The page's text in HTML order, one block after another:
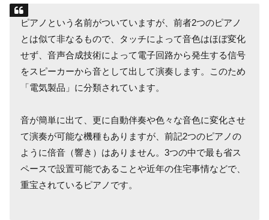
ピアノという名前がついていますが、前者2つのピアノ
とは似て非なるもので、タッチによって音色はほぼ変化
せず、音声合成技術によって電子回路から発生する信号
をスピーカーから音として出して演奏します。このため
「電気製品」に分類されています。
音が簡単に出て、更に自動伴奏や色々な音色に変化させ
て演奏が可能な機種もありますが、前記2つのピアノの
ように倍音（響き）はありません。3つの中で最も省ス
ペースで設置可能であることや近年の住宅事情などで、
重宝されているピアノです。